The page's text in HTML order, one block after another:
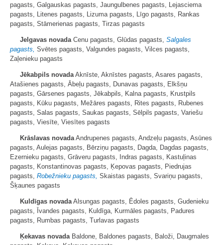
pagasts, Galgauskas pagasts, Jaungulbenes pagasts, Lejasciema
pagasts, Litenes pagasts, Lizuma pagasts, Līgo pagasts, Rankas
pagasts, Stāmerienas pagasts, Tirzas pagasts
Jelgavas novada Cenu pagasts, Glūdas pagasts, Salgales
pagasts, Svētes pagasts, Valgundes pagasts, Vilces pagasts,
Zaļenieku pagasts
Jēkabpils novada Aknīste, Aknīstes pagasts, Asares pagasts,
Atašienes pagasts, Ābeļu pagasts, Dunavas pagasts, Elkšņu
pagasts, Gārsenes pagasts, Jēkabpils, Kalna pagasts, Krustpils
pagasts, Kūku pagasts, Mežāres pagasts, Rites pagasts, Rubenes
pagasts, Salas pagasts, Saukas pagasts, Sēlpils pagasts, Variešu
pagasts, Viesīte, Viesītes pagasts
Krāslavas novada Andrupenes pagasts, Andzeļu pagasts, Asūnes
pagasts, Aulejas pagasts, Bērziņu pagasts, Dagda, Dagdas pagasts,
Ezernieku pagasts, Grāveru pagasts, Indras pagasts, Kastuļinas
pagasts, Konstantinovas pagasts, Ķepovas pagasts, Piedrujas
pagasts, Robežnieku pagasts, Skaistas pagasts, Svariņu pagasts,
Šķaunes pagasts
Kuldīgas novada Alsungas pagasts, Ēdoles pagasts, Gudenieku
pagasts, Īvandes pagasts, Kuldīga, Kurmāles pagasts, Padures
pagasts, Rumbas pagasts, Turlavas pagasts
Ķekavas novada Baldone, Baldones pagasts, Baloži, Daugmales